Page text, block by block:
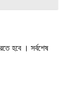
হবে । সর্বশেষ